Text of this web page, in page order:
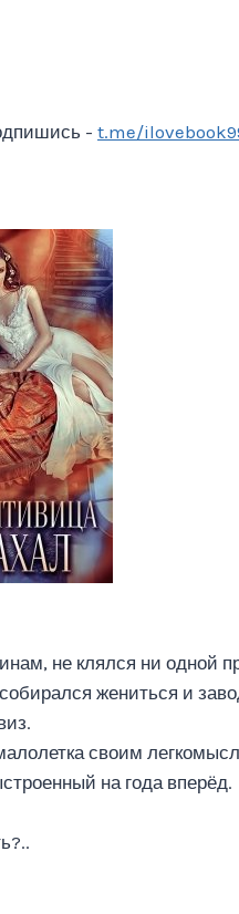
- t.me/
не клялся ни одной
жениться и
своим
на года вперёд.